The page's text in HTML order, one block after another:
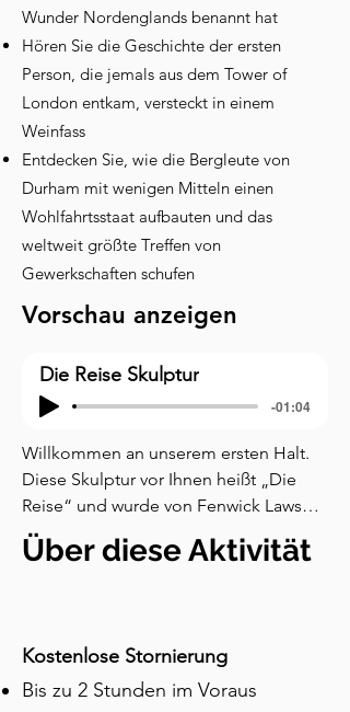
Wunder Nordenglands benannt hat
Hören Sie die Geschichte der ersten
Person, die jemals aus dem Tower of
London entkam, versteckt in einem
Weinfass
Entdecken Sie, wie die Bergleute von
Durham mit wenigen Mitteln einen
Wohlfahrtsstaat aufbauten und das
weltweit größte Treffen von
Gewerkschaften schufen
Vorschau anzeigen
Die Reise Skulptur
-01:04
Willkommen an unserem ersten Halt.
Diese Skulptur vor Ihnen heißt „Die
Reise“ und wurde von Fenwick Lawson,
einem Künstler aus County Durham,
gehauen. Schauen Sie sich die Figuren
Holz und Bronze. Der Mann in diesem
Sarg ist der heilige Cuthbert, und um
Über diese Aktivität
Kostenlose Stornierung
Bis zu 2 Stunden im Voraus